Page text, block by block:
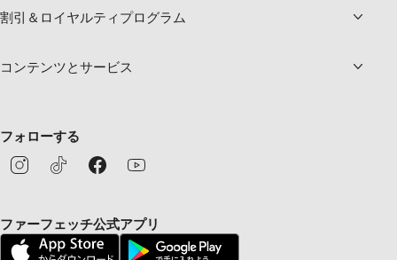
割引＆ロイヤルティプログラム
コンテンツとサービス
フォローする
ファーフェッチ公式アプリ